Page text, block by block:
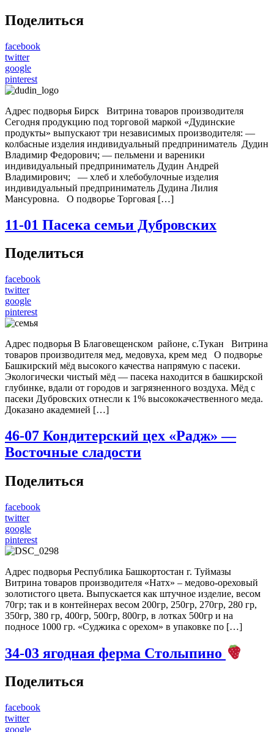
Поделиться
facebook
twitter
google
pinterest
Адрес подворья Бирск Витрина товаров производителя
Сегодня продукцию под торговой маркой «Дудинские
продукты» выпускают три независимых производителя: —
колбасные изделия индивидуальный предприниматель Дудин
Владимир Федорович; — пельмени и вареники
индивидуальный предприниматель Дудин Андрей
Владимирович; — хлеб и хлебобулочные изделия
индивидуальный предприниматель Дудина Лилия
Мансуровна. О подворье Торговая […]
11-01 Пасека семьи Дубровских
Поделиться
facebook
twitter
google
pinterest
Адрес подворья В Благовещенском районе, с.Тукан Витрина
товаров производителя мед, медовуха, крем мед О подворье
Башкирский мёд высокого качества напрямую с пасеки.
Экологически чистый мёд — пасека находится в башкирской
глубинке, вдали от городов и загрязненного воздуха. Мёд с
пасеки Дубровских отнесли к 1% высококачественного меда.
Доказано академией […]
46-07 Кондитерский цех «Радж» —
Восточные сладости
Поделиться
facebook
twitter
google
pinterest
Адрес подворья Республика Башкортостан г. Туймазы
Витрина товаров производителя «Натх» – медово-ореховый
золотистого цвета. Выпускается как штучное изделие, весом
70гр; так и в контейнерах весом 200гр, 250гр, 270гр, 280 гр,
350гр, 380 гр, 400гр, 500гр, 800гр, в лотках 500гр и на
подносе 1000 гр. «Суджика с орехом» в упаковке по […]
34-03 ягодная ферма Столыпино
Поделиться
facebook
twitter
google